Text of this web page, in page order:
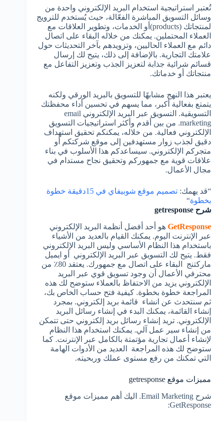
تُعتبر استراتيجية استخدام البريد الإلكتروني واحدة من
وسائل التسويق المباشرة الفعّالة، حيث يُستخدم للترويج
لمنتجاتك (products)أو الخدمات، وتطوير العلاقات مع
العملاء المحتملين. يمكنك من خلاله البقاء على اتصال
دائم مع العملاء الحاليين، وتزويدهم بآخر التحديثات حول
علامتك التجارية. بالإضافة إلى ذلك، يتيح لك إرسال
قسائم شرائية جذابة لتعزيز الجذب وتعزيز التفاعل مع
منتجاتك أو خدماتك.
يعتبر هذا النهج مشابهًا للتسويق بالبريد الورقي ولكنه
يتمتع بفعالية أكبر، مما يسهم في تحسين أداء محفظتك
التسويقية. التسويق عبر البريد الإلكتروني email
marketing. من بين أقدم وأكثر استراتيجيات التسويق
الإلكتروني فعالية. من خلاله، يمكنكم تحقيق استهداف
دقيق لجذب زوار مستهدفين إلى موقع شركتكم أو
متجركم الإلكتروني. سيساعدكم هذا الأسلوب في بناء
علاقات قوية مع جمهوركم وتحقيق نجاح مستدام في
مجال الأعمال.
“قد يهمك:
تصميم موقع شوبيفاي في 15دقيقة خطوة
بخطوة“
شرح getresponse
GetResponse هو أحد أفضل أنظمة البريد الإلكتروني
عبر الإنترنت اليوم. يمكنك القيام بالعديد من الأشياء
باستخدام هذا النظام الأساسي وليس البريد الإلكتروني
فقط. يتيح لك التسويق عبر البريد الإلكتروني أو ايميل
ماركتنج البقاء على اتصال مع جمهورك. يعتقد 80٪ من
محترفي الأعمال أن وجود تسويق قوي عبر البريد
الإلكتروني يزيد من الاحتفاظ بالعملاء ستوضح لك هذه
المراجعة خطوة بخطوة. كيفية فتح حساب الخاص بك،
ثم سنتحدث عن انشاء قائمة بريد إلكتروني. بمجرد
إنشاء القائمة، يمكنك البدء في إنشاء رسائل البريد
الإلكتروني. تريد إنشاء رسائل بريد إلكتروني حتى تتمكن
من إنشاء سير عمل آلي. يمكنك استخدام هذا النظام
لإنشاء أعمال تجارية مؤتمتة بالكامل عبر الإنترنت. كما
ستوضح لك هذه المراجعة العديد من الأدوات الهامة
التي تمكنك من رفع مستوى عملك وربحيته.
مميزات موقع getresponse
شرح Email Marketing. اليك أهم مميزات موقع
GetResponse: